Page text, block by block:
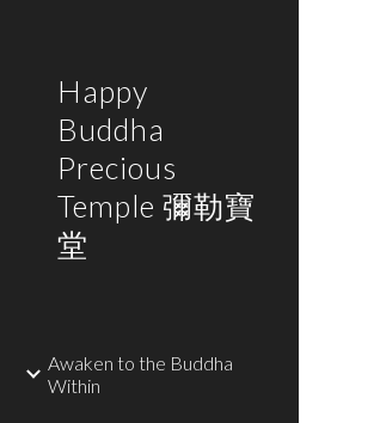
Happy
Buddha
Precious
Temple 彌勒寶
堂
Awaken to the Buddha
Within